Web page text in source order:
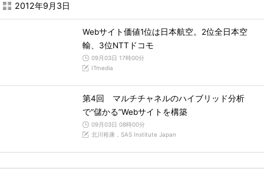
2012年9月3日
Webサイト価値1位は日本航空。2位全日本空
輸、3位NTTドコモ
09月03日 17時00分
ITmedia
第4回 マルチチャネルのハイブリッド分析
で“儲かる”Webサイトを構築
09月03日 08時00分
北川裕康，SAS Institute Japan